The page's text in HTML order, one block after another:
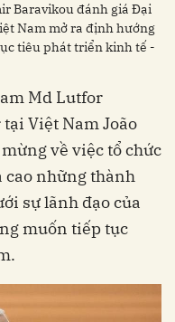
Baravikou đánh giá Đại
Nam mở ra định hướng
tiêu phát triển kinh tế -
Md Lutfor
Việt Nam João
về việc tổ chức
cao những thành
sự lãnh đạo của
muốn tiếp tục